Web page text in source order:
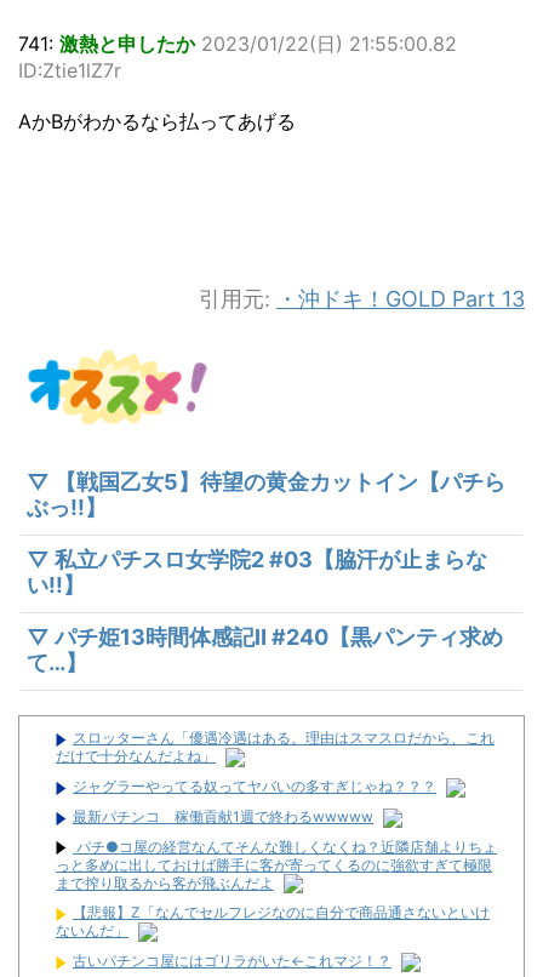
741: 激熱と申したか 2023/01/22(日) 21:55:00.82
ID:Ztie1lZ7r
AかBがわかるなら払ってあげる
引用元: ・沖ドキ！GOLD Part 13
▽ 【戦国乙女5】待望の黄金カットイン【パチら
ぶっ!!】
▽ 私立パチスロ女学院2 #03【脇汗が止まらな
い!!】
▽ パチ姫13時間体感記Ⅱ #240【黒パンティ求め
て…】
スロッターさん「優遇冷遇はある。理由はスマスロだから、これ
だけで十分なんだよね」
ジャグラーやってる奴ってヤバいの多すぎじゃね？？？
最新パチンコ 稼働貢献1週で終わるwwwww
パチ●コ屋の経営なんてそんな難しくなくね？近隣店舗よりちょ
っと多めに出しておけば勝手に客が寄ってくるのに強欲すぎて極限
まで搾り取るから客が飛ぶんだよ
【悲報】Z「なんでセルフレジなのに自分で商品通さないといけ
ないんだ」
古いパチンコ屋にはゴリラがいた←これマジ！？